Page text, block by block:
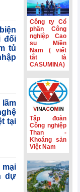
kinh
gắn
lân
đối
tủ
tại
dự
Công ty Cổ
phần Công
nghiệp Cao
su Miền
Nam ( viết
tắt là
CASUMINA)
Tập đoàn
Công nghiệp
Than -
Khoáng sản
Việt Nam